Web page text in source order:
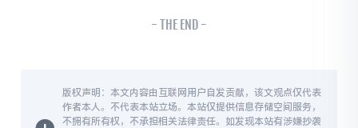
- THE END -
版权声明：本文内容由互联网用户自发贡献，该文观点仅代表
作者本人。不代表本站立场。本站仅提供信息存储空间服务，
不拥有所有权，不承担相关法律责任。如发现本站有涉嫌抄袭